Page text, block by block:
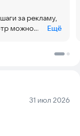
за рекламу,
можно
не
Ещё
Дата:
31 июл 2026